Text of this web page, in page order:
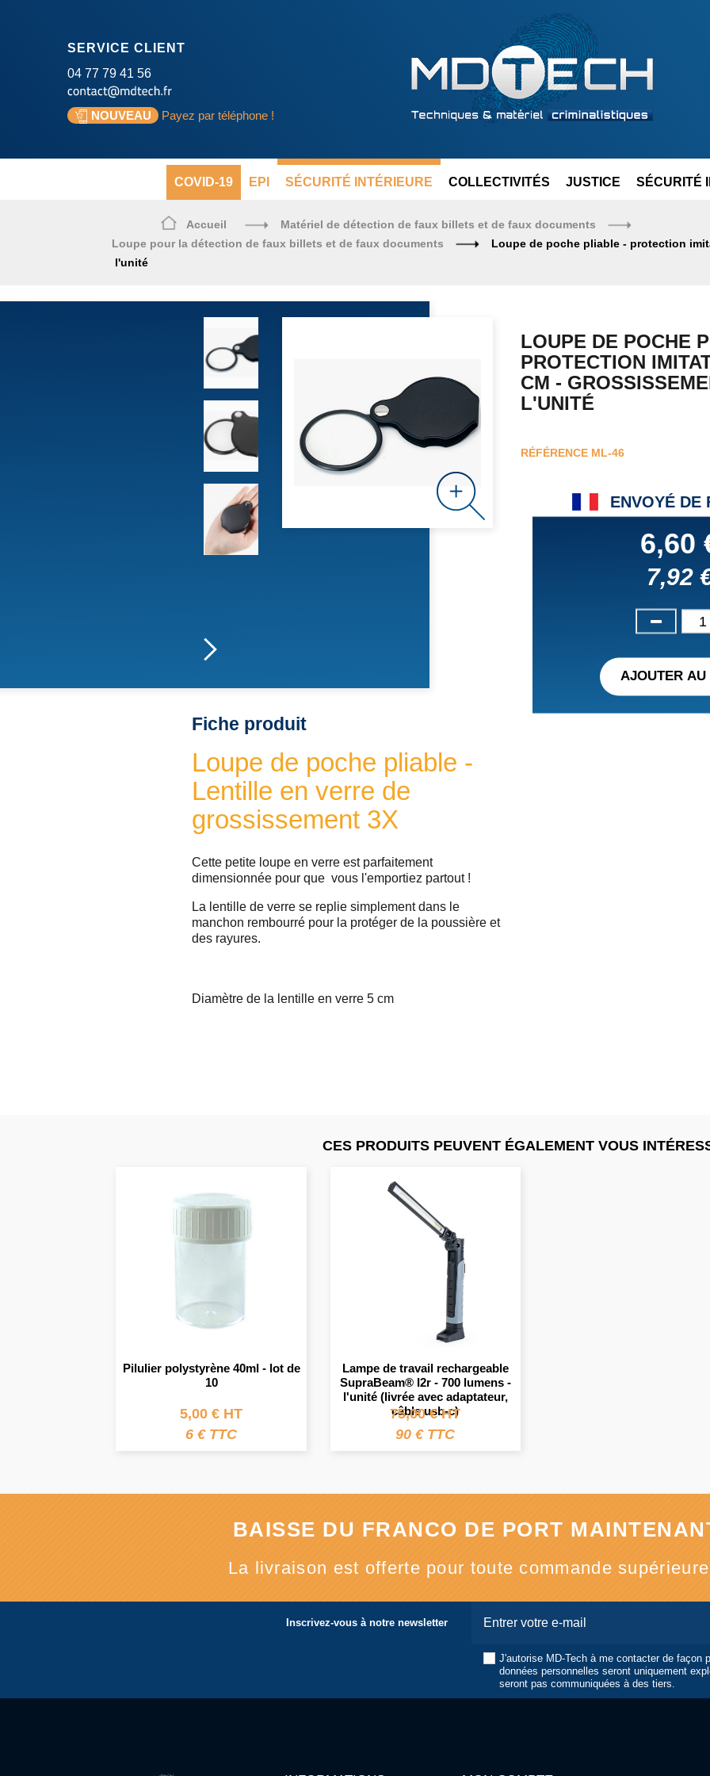
SERVICE CLIENT
04 77 79 41 56
NOUVEAU Payez par téléphone !
COVID-19 EPI SÉCURITÉ INTÉRIEURE COLLECTIVITÉS JUSTICE SÉCURITÉ
Accueil
Matériel de détection de faux billets et de faux documents
Loupe pour la détection de faux billets et de faux documents
Loupe de poche pliable - protection
l'unité
Fiche produit
Loupe de poche pliable -
Lentille en verre de
grossissement 3X
Cette petite loupe en verre est parfaitement
dimensionnée pour que vous l'emportiez partout !
La lentille de verre se replie simplement dans le
manchon rembourré pour la protéger de la poussière et
des rayures.
Diamètre de la lentille en verre 5 cm
LOUPE DE POCHE
PROTECTION
CM -
L'UNITÉ
RÉFÉRENCE ML-46
6,60
7,92
AJOUTER AU
ENVOYÉ DE
CES PRODUITS PEUVENT ÉGALEMENT VOUS
Pilulier polystyrène 40ml - lot de
10
5,00 € HT
6 € TTC
Lampe de travail rechargeable
SupraBeam® I2r - 700 lumens -
l'unité (livrée avec adaptateur,
câble usb-c)
75,00 € HT
90 € TTC
BAISSE DU FRANCO DE PORT
La livraison est offerte pour toute commande
Inscrivez-vous à notre newsletter
J'autorise MD-Tech à me contacter de façon
données personnelles seront uniquement
seront pas communiquées à des tiers.